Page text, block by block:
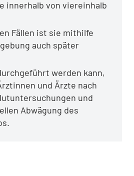
innerhalb von viereinhalb
Fällen ist sie mithilfe
auch später
werden kann,
und Ärzte nach
und
Abwägung des